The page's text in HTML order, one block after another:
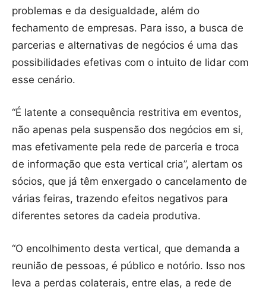
problemas e da desigualdade, além do
fechamento de empresas. Para isso, a busca de
parcerias e alternativas de negócios é uma das
possibilidades efetivas com o intuito de lidar com
esse cenário.
“É latente a consequência restritiva em eventos,
não apenas pela suspensão dos negócios em si,
mas efetivamente pela rede de parceria e troca
de informação que esta vertical cria”, alertam os
sócios, que já têm enxergado o cancelamento de
várias feiras, trazendo efeitos negativos para
diferentes setores da cadeia produtiva.
“O encolhimento desta vertical, que demanda a
reunião de pessoas, é público e notório. Isso nos
leva a perdas colaterais, entre elas, a rede de